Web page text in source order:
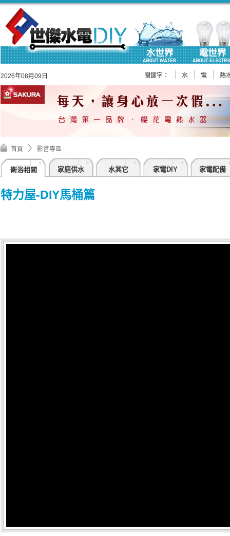
2026年08月09日 關鍵字： 水 電 熱
首頁 影音專區
衛浴相關 家庭供水 水其它 家電DIY 家電配備
特力屋-DIY馬桶篇